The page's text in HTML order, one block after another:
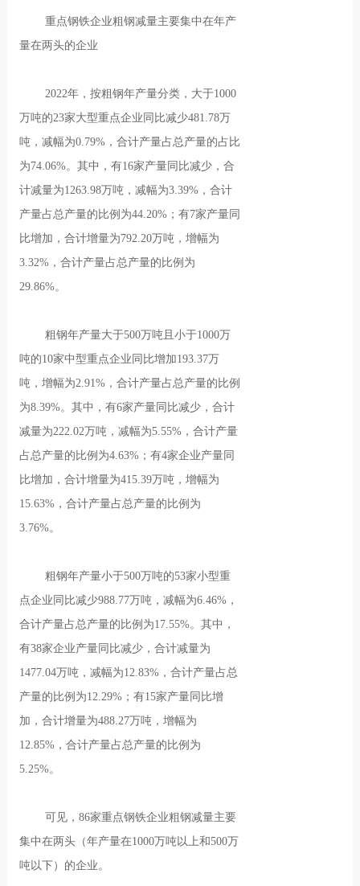
重点钢铁企业粗钢减量主要集中在年产
量在两头的企业
2022年，按粗钢年产量分类，大于1000
万吨的23家大型重点企业同比减少481.78万
吨，减幅为0.79%，合计产量占总产量的占比
为74.06%。其中，有16家产量同比减少，合
计减量为1263.98万吨，减幅为3.39%，合计
产量占总产量的比例为44.20%；有7家产量同
比增加，合计增量为792.20万吨，增幅为
3.32%，合计产量占总产量的比例为
29.86%。
粗钢年产量大于500万吨且小于1000万
吨的10家中型重点企业同比增加193.37万
吨，增幅为2.91%，合计产量占总产量的比例
为8.39%。其中，有6家产量同比减少，合计
减量为222.02万吨，减幅为5.55%，合计产量
占总产量的比例为4.63%；有4家企业产量同
比增加，合计增量为415.39万吨，增幅为
15.63%，合计产量占总产量的比例为
3.76%。
粗钢年产量小于500万吨的53家小型重
点企业同比减少988.77万吨，减幅为6.46%，
合计产量占总产量的比例为17.55%。其中，
有38家企业产量同比减少，合计减量为
1477.04万吨，减幅为12.83%，合计产量占总
产量的比例为12.29%；有15家产量同比增
加，合计增量为488.27万吨，增幅为
12.85%，合计产量占总产量的比例为
5.25%。
可见，86家重点钢铁企业粗钢减量主要
集中在两头（年产量在1000万吨以上和500万
吨以下）的企业。